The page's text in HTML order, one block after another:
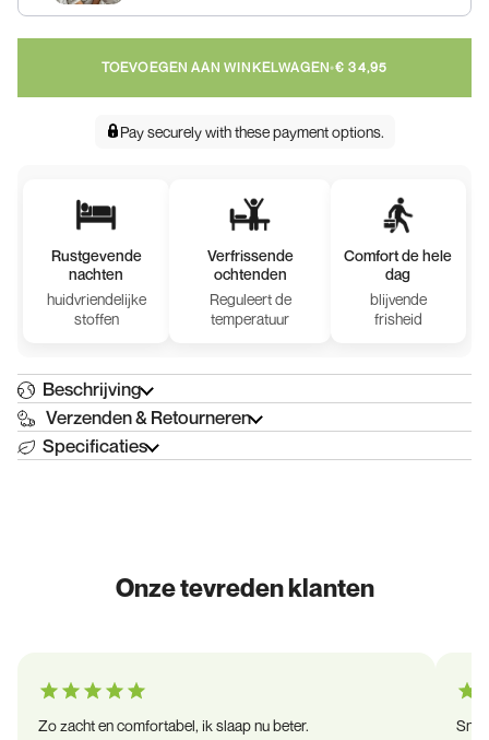
TOEVOEGEN AAN WINKELWAGEN•€ 34,95
Pay securely withthese payment options.
Rustgevende
nachten
huidvriendelijke
stoffen
Verfrissende
ochtenden
Reguleert de
temperatuur
Comfort de hele
dag
blijvende
frisheid
Beschrijving
Verzenden & Retourneren
Specificaties
Onze tevreden klanten
Zo zacht en comfortabel, ik slaap nu beter. Snel